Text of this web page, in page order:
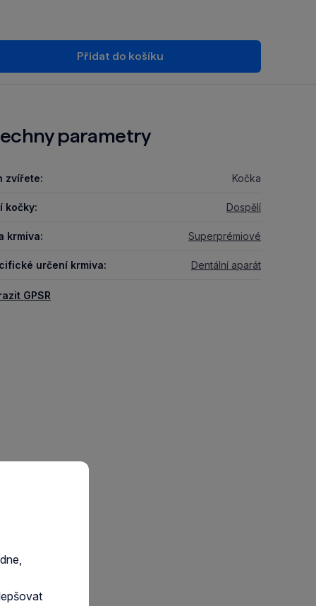
Přidat do košíku
parametry
zvířete: Kočka
kočky: Dospělí
krmiva: Superprémiové
určení krmiva: Dentální aparát
GPSR